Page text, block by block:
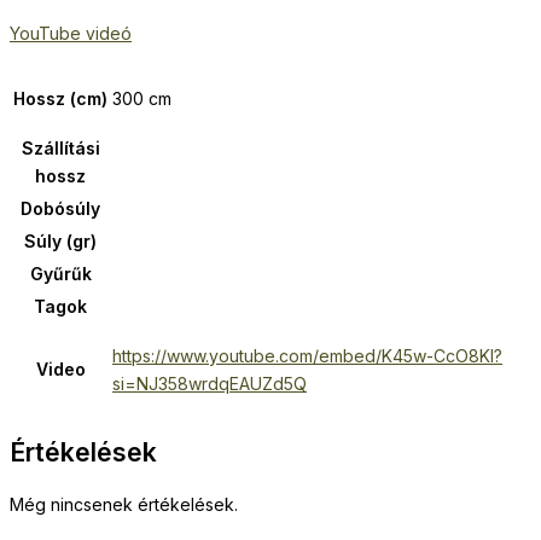
YouTube videó
Hossz (cm) 300 cm
Szállítási
hossz
Dobósúly
Súly (gr)
Gyűrűk
Tagok
Video
https://www.youtube.com/embed/K45w-CcO8KI?
si=NJ358wrdqEAUZd5Q
Értékelések
Még nincsenek értékelések.